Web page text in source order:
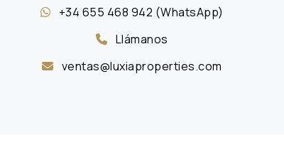
+34 655 468 942 (WhatsApp)
Llámanos
ventas@luxiaproperties.com